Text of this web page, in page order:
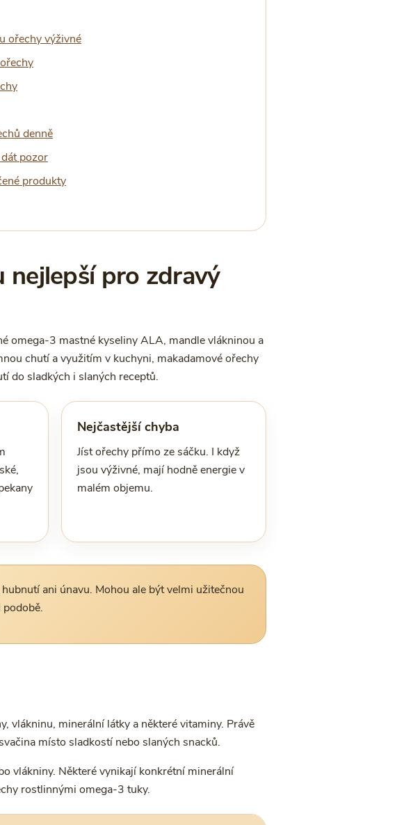
ořechy výživné
denně
pozor
produkty
nejlepší pro zdravý
omega-3 mastné kyseliny ALA, mandle vlákninou a
chutí a využitím v kuchyni, makadamové ořechy
do sladkých i slaných receptů.
Nejčastější chyba
Jíst ořechy přímo ze sáčku. I když
jsou výživné, mají hodně energie v
malém objemu.
ani únavu. Mohou ale být velmi užitečnou
vlákninu, minerální látky a některé vitaminy. Právě
místo sladkostí nebo slaných snacků.
vlákniny. Některé vynikají konkrétní minerální
rostlinnými omega-3 tuky.